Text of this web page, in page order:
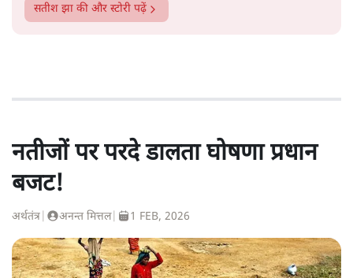
सतीश झा की और स्टोरी पढ़ें
नतीजों पर परदे डालता घोषणा प्रधान
बजट!
अर्थतंत्र अनन्त मित्तल| 1 FEB, 2026